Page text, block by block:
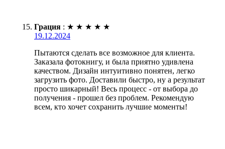
Грация : ★ ★ ★ ★ ★
19.12.2024
Пытаются сделать все возможное для клиента.
Заказала фотокнигу, и была приятно удивлена
качеством. Дизайн интуитивно понятен, легко
загрузить фото. Доставили быстро, ну а результат
просто шикарный! Весь процесс - от выбора до
получения - прошел без проблем. Рекомендую
всем, кто хочет сохранить лучшие моменты!